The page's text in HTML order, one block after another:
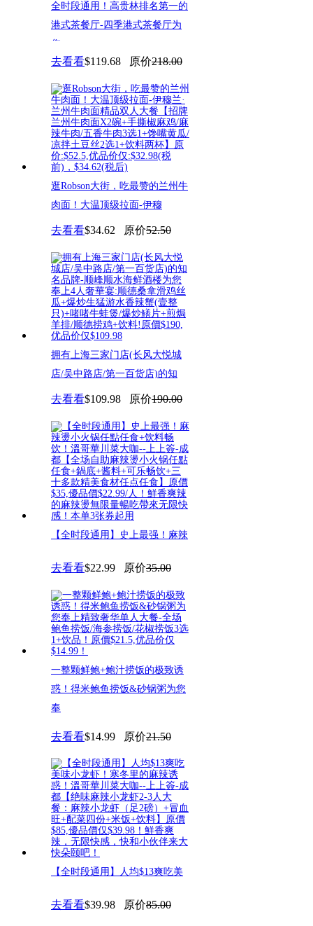
全时段通用！高贵林排名第一的
港式茶餐厅-四季港式茶餐厅为
您
去看看$119.68 原价218.00
逛Robson大街，吃最赞的兰州牛
肉面！大温顶级拉面-伊穆
去看看$34.62 原价52.50
拥有上海三家门店(长风大悦城
店/吴中路店/第一百货店)的知
去看看$109.98 原价190.00
【全时段通用】史上最强！麻辣
溫
去看看$22.99 原价35.00
一整颗鲜鲍+鲍汁捞饭的极致诱
惑！得米鲍鱼捞饭&砂锅粥为您
奉
去看看$14.99 原价21.50
【全时段通用】人均$13爽吃美
去看看$39.98 原价85.00